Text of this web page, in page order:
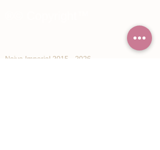
Noiva Imperial 2015 - 2026